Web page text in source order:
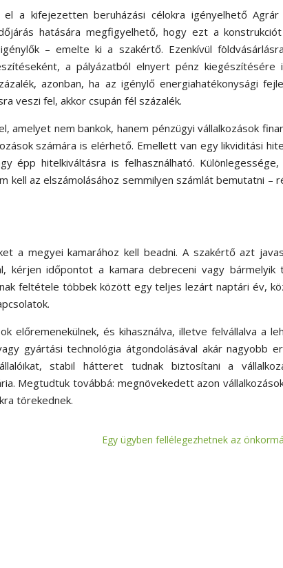
a kifejezetten beruházási célokra igényelhető Agrár
hatására megfigyelhető, hogy ezt a konstrukciót
– emelte ki a szakértő. Ezenkívül
a pályázatból elnyert pénz kiegészítésére
azonban, ha az igénylő energiahatékonysági
veszi fel, akkor csupán fél százalék.
amelyet nem bankok, hanem pénzügyi vállalkozások
számára is elérhető. Emellett van egy likviditási
épp hitelkiváltásra is felhasználható.
kell az elszámolásához semmilyen számlát bemutatni –
a megyei kamarához kell beadni. A szakértő azt
kérjen időpontot a kamara debreceni vagy bármelyik
feltétele többek között egy teljes lezárt naptári év,
előremenekülnek, és kihasználva, illetve felvállalva a
gyártási technológia átgondolásával akár nagyobb
stabil hátteret tudnak biztosítani a
Megtudtuk továbbá: megnövekedett azon
törekednek.
Egy ügyben fellélegezhetnek az